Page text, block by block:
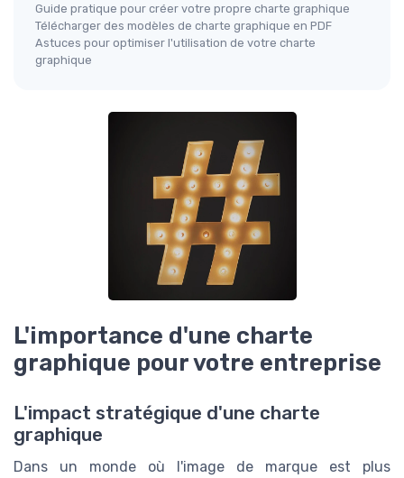
Guide pratique pour créer votre propre charte graphique
Télécharger des modèles de charte graphique en PDF
Astuces pour optimiser l'utilisation de votre charte
graphique
L'importance d'une charte
graphique pour votre entreprise
L'impact stratégique d'une charte
graphique
Dans un monde où l'image de marque est plus